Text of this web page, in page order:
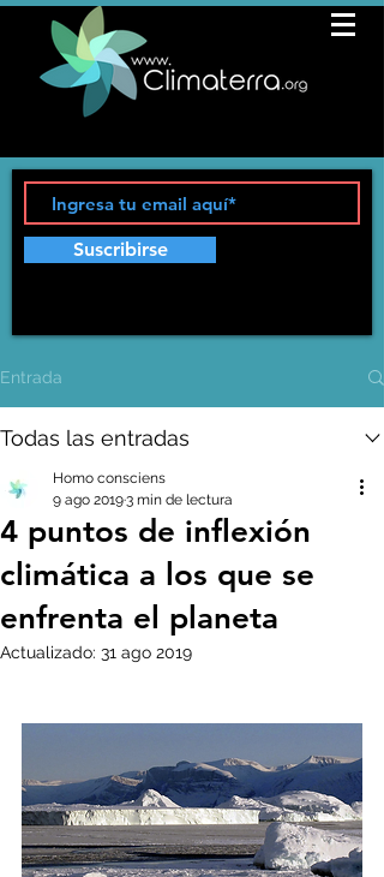
Suscribirse
Entrada
Todas las entradas
4 puntos de inflexión
climática a los que se
enfrenta el planeta
Homo consciens
9 ago 20193 min de lectura
Actualizado: 31 ago 2019